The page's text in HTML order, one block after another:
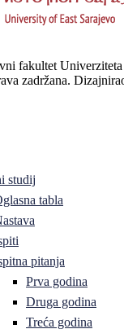
fakultet
zadržana.
studij
tabla
pitanja
Prva godina
Druga godina
Treća godina